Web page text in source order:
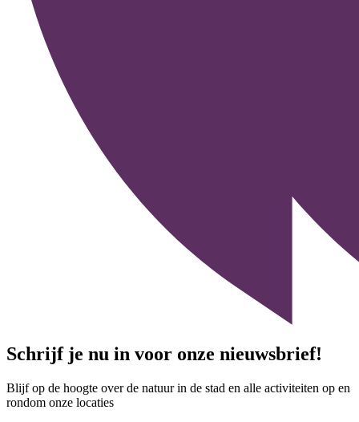
Schrijf je nu in voor onze nieuwsbrief!
Blijf op de hoogte over de natuur in de stad en alle activiteiten op en
rondom onze locaties